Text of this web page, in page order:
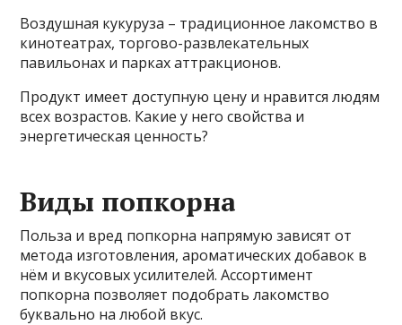
Воздушная кукуруза – традиционное лакомство в
кинотеатрах, торгово-развлекательных
павильонах и парках аттракционов.
Продукт имеет доступную цену и нравится людям
всех возрастов. Какие у него свойства и
энергетическая ценность?
Виды попкорна
Польза и вред попкорна напрямую зависят от
метода изготовления, ароматических добавок в
нём и вкусовых усилителей. Ассортимент
попкорна позволяет подобрать лакомство
буквально на любой вкус.